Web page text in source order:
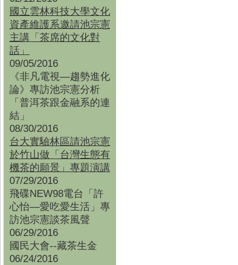
國立雲林科技大學文化
資產維護系邀請池宗憲
主講「茶席的文化對
話」
09/05/2016
《非凡電視—趨勢進化
論》專訪池宗憲分析
「普洱茶跟金融系的連
結」
08/30/2016
台大實驗林區請池宗憲
於竹山做「台灣生態有
機茶的願景」專題演講
07/29/2016
飛碟NEW98電台「許
心怡—愛吃愛生活」專
訪池宗憲談茶風聲
06/29/2016
國民大會--藏茶生金
06/24/2016